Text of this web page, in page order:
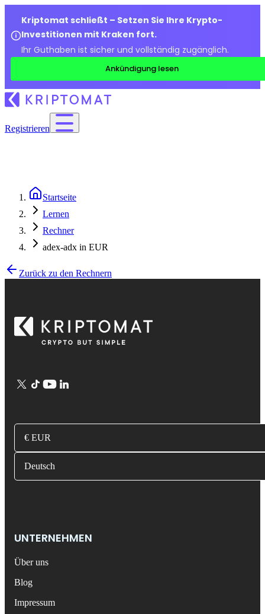
Kriptomat schließt – Setzen Sie Ihre Krypto-
Investitionen mit Kraken fort.
Ihr Guthaben ist sicher und vollständig zugänglich.
Ankündigung lesen
Registrieren
Startseite
Lernen
Rechner
adex-adx in EUR
Zurück zu den Rechnern
€ EUR
Deutsch
UNTERNEHMEN
Über uns
Blog
Impressum